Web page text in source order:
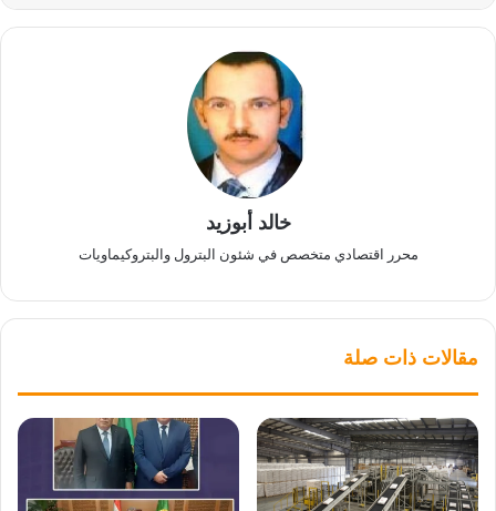
خالد أبوزيد
محرر اقتصادي متخصص في شئون البترول والبتروكيماويات
مقالات ذات صلة